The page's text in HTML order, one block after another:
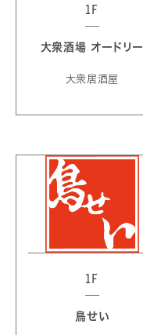
1F
大衆酒場 オードリー
大衆居酒屋
1F
鳥せい